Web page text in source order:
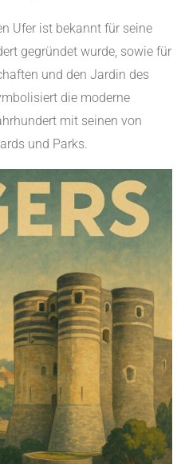
Ufer ist bekannt für seine
gegründet wurde, sowie für
und den Jardin des
die moderne
mit seinen von
und Parks.